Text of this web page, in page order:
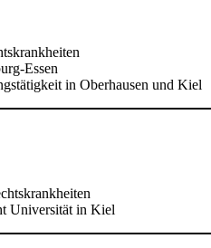
Essen
in Oberhausen und Kiel
Universität in Kiel